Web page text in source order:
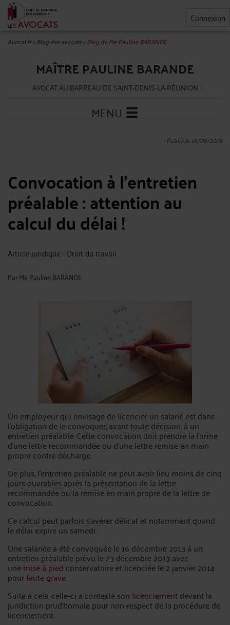
Connexion
Avocat.fr>Blog des avocats>Blog de Me Pauline BARANDE
MAÎTRE PAULINE BARANDE
AVOCAT AU BARREAU DE SAINT-DENIS-LA-RÉUNION
MENU
Publié le 16/09/2019
Convocation à l’entretien
préalable : attention au
calcul du délai !
Article juridique - Droit du travail
ParMe Pauline BARANDE
Un employeur qui envisage de licencier un salarié est dans
l’obligation de le convoquer, avant toute décision, à un
entretien préalable. Cette convocation doit prendre la forme
d’une lettre recommandée ou d’une lettre remise en main
propre contre décharge.
De plus, l’entretien préalable ne peut avoir lieu moins de cinq
jours ouvrables après la présentation de la lettre
recommandée ou la remise en main propre de la lettre de
convocation.
Ce calcul peut parfois s’avérer délicat et notamment quand
le délai expire un samedi.
Une salariée a été convoquée le 16 décembre 2013 à un
entretien préalable prévu le 23 décembre 2013 avec
unemise à pied conservatoire et licenciée le 2 janvier 2014
pourfaute grave.
Suite à cela, celle-ci a contesté son licenciementdevant la
juridiction prud’homale pour non-respect de la procédure de
licenciement.